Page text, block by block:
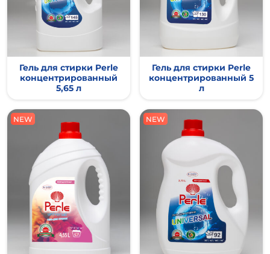
Гель для стирки Perle
концентрированный
5,65 л
Гель для стирки Perle
концентрированный 5
л
NEW
NEW NEW
NEW